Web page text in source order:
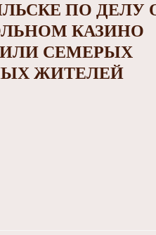
ПО ДЕЛУ
КАЗИНО
СЕМЕРЫХ
ЖИТЕЛЕЙ